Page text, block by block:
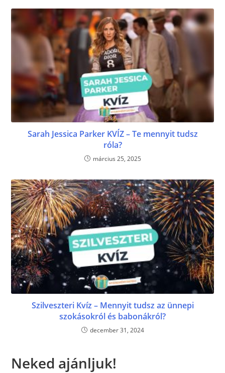
Sarah Jessica Parker KVÍZ – Te mennyit tudsz
róla?
március 25, 2025
Szilveszteri Kvíz – Mennyit tudsz az ünnepi
szokásokról és babonákról?
december 31, 2024
Neked ajánljuk!